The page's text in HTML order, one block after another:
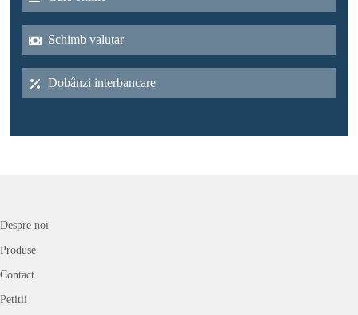
Schimb valutar
Dobânzi interbancare
Despre noi
Produse
Contact
Petitii